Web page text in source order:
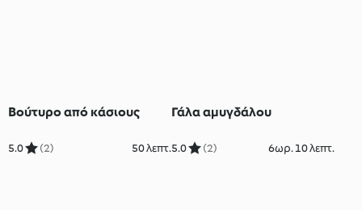
Βούτυρο από κάσιους
5.0 (2) 50 λεπτ.
Γάλα αμυγδάλου
5.0 (2) 6ωρ. 10 λεπτ.